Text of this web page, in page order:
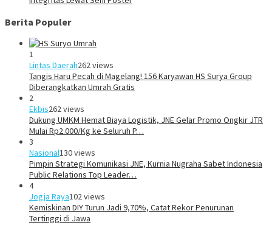
Berita Populer
1
Lintas Daerah262 views
Tangis Haru Pecah di Magelang! 156 Karyawan HS Surya Group
Diberangkatkan Umrah Gratis
2
Ekbis262 views
Dukung UMKM Hemat Biaya Logistik, JNE Gelar Promo Ongkir JTR
Mulai Rp2.000/Kg ke Seluruh P…
3
Nasional130 views
Pimpin Strategi Komunikasi JNE, Kurnia Nugraha Sabet Indonesia
Public Relations Top Leader…
4
Jogja Raya102 views
Kemiskinan DIY Turun Jadi 9,70%, Catat Rekor Penurunan
Tertinggi di Jawa